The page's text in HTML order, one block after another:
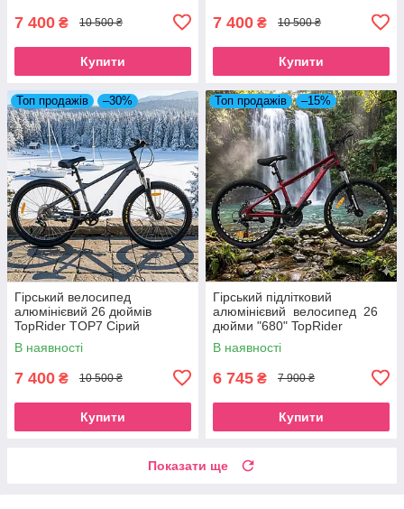
7 400 ₴ 10 500 ₴
Купити
7 400 ₴ 10 500 ₴
Купити
Топ продажів –30%
Гірський велосипед
алюмінієвий 26 дюймів
TopRider TOP7 Сірий
В наявності
7 400 ₴ 10 500 ₴
Купити
Топ продажів –15%
Гірський підлітковий
алюмінієвий велосипед 26
дюйми "680" TopRider
В наявності
6 745 ₴ 7 900 ₴
Купити
Показати ще